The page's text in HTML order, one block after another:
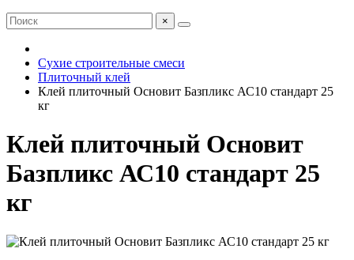
×
Сухие строительные смеси
Плиточный клей
Клей плиточный Основит Базпликс АС10 стандарт 25
кг
Клей плиточный Основит
Базпликс АС10 стандарт 25
кг